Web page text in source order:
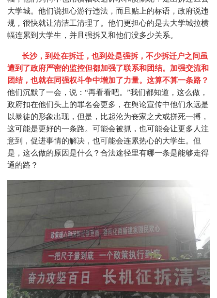
大学城。他们说担心游行违法，而且贴上的标语，政府说违
规，很快就让清洁工清理了。他们更担心的是去大学城拉横
幅连累到大学生，并且强拆又和他们没多少关系。
长沙，到处在拆迁，也到处是强拆，不少拆迁户之间虽
遭到了政府严密的监控但都加强了联系和团结。加强交流和
团结，也就在同强权斗争中增加了力量。这算不算一条路？
他们沉默了一会，说：“再看看吧。”我们都知道，这么做，
政府扣在他们头上的罪名会更多，在舆论宣传中他们永远是
以暴徒的形象出现，但是，比起沦为丧家之犬或拼死一搏，
这可能是更好的一条路。可能会被抓，也可能会让更多人注
意到，促进事情的解决，也可能会连累热心的大学生。但
是，这么做的原因是什么？合法途径里有哪一条是能够走得
通的路？